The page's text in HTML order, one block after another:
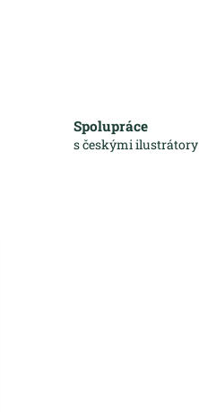
Spolupráce
s českými ilustrátory